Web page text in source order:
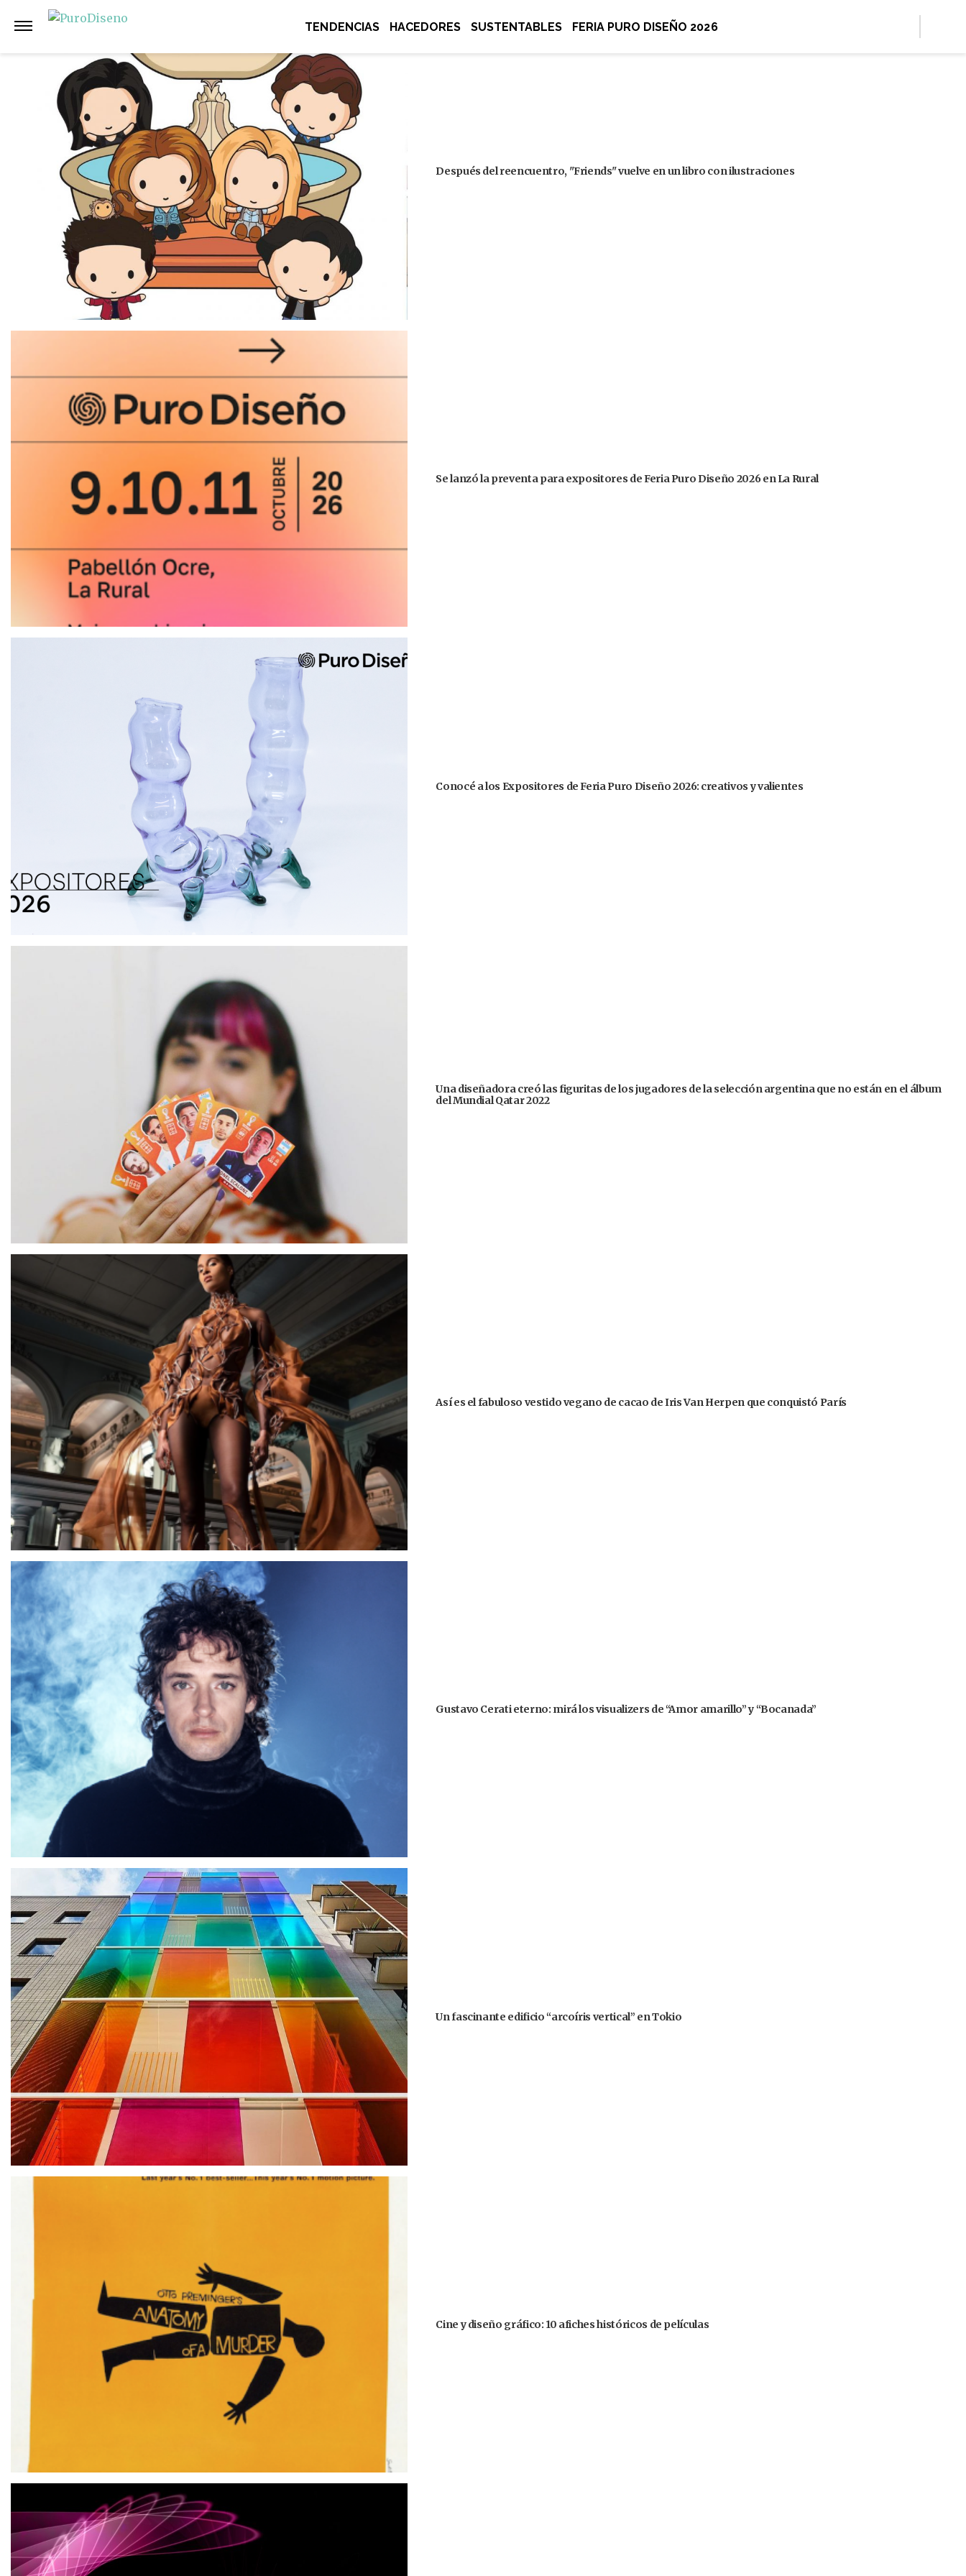
TENDENCIAS HACEDORES SUSTENTABLES FERIA PURO DISEÑO 2026
Anterior
Después del reencuentro, "Friends" vuelve en un libro con ilustraciones
Se lanzó la preventa para expositores de Feria Puro Diseño 2026 en La Rural
Conocé a los Expositores de Feria Puro Diseño 2026: creativos y valientes
Una diseñadora creó las figuritas de los jugadores de la selección argentina que no están en el álbum
del Mundial Qatar 2022
Así es el fabuloso vestido vegano de cacao de Iris Van Herpen que conquistó París
Gustavo Cerati eterno: mirá los visualizers de “Amor amarillo” y “Bocanada”
Un fascinante edificio “arcoíris vertical” en Tokio
Cine y diseño gráfico: 10 afiches históricos de películas
Siguiente